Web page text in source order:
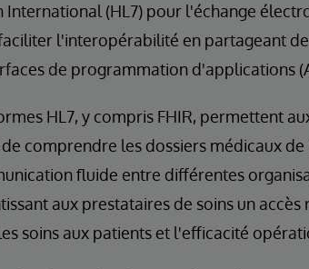
International (HL7) pour l'échange
l'interopérabilité en partageant
de programmation d'applications
HL7, y compris FHIR, permettent
comprendre les dossiers médicaux
fluide entre différentes
aux prestataires de soins un
soins aux patients et l'efficacité